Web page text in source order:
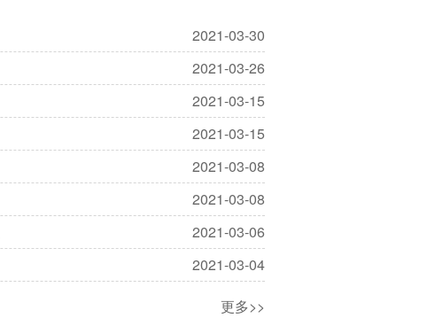
2021-03-30
2021-03-26
2021-03-15
2021-03-15
2021-03-08
2021-03-08
2021-03-06
2021-03-04
更多>>